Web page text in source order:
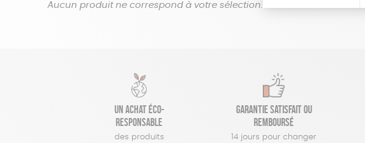
Aucun produit ne correspond à votre sélection.
Un achat éco-
responsable
des produits
Garantie satisfait ou
remboursé
14 jours pour changer